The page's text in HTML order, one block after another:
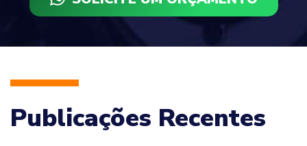
Publicações Recentes